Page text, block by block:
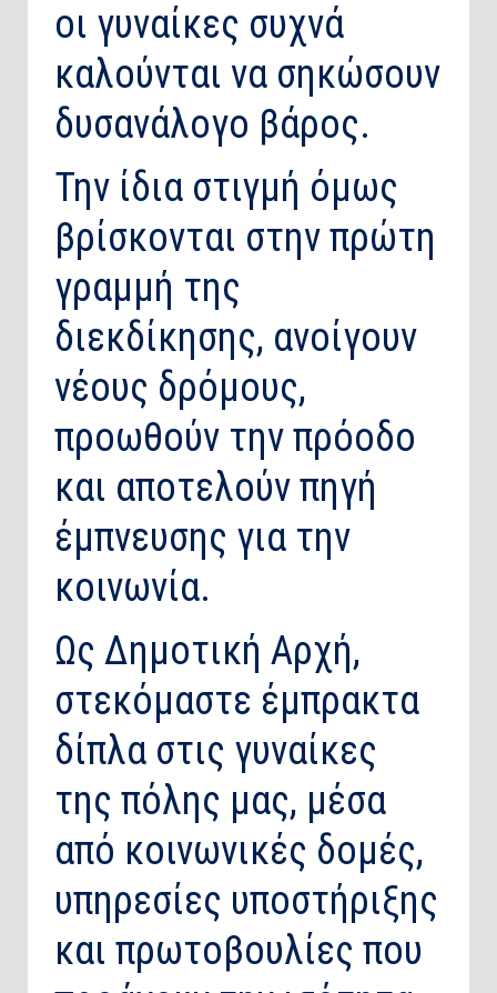
οι γυναίκες συχνά
καλούνται να σηκώσουν
δυσανάλογο βάρος.
Την ίδια στιγμή όμως
βρίσκονται στην πρώτη
γραμμή της
διεκδίκησης, ανοίγουν
νέους δρόμους,
προωθούν την πρόοδο
και αποτελούν πηγή
έμπνευσης για την
κοινωνία.
Ως Δημοτική Αρχή,
στεκόμαστε έμπρακτα
δίπλα στις γυναίκες
της πόλης μας, μέσα
από κοινωνικές δομές,
υπηρεσίες υποστήριξης
και πρωτοβουλίες που